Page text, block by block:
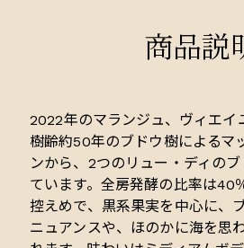
商品説
2022年のマランジュ、ヴィエイ
樹齢約50年のブドウ樹によるマ
ンから、2つのリュー・ディの
ています。全房発酵の比率は40
控えめで、黒系果実を中心に、
ニュアンスや、ほのかに海を思